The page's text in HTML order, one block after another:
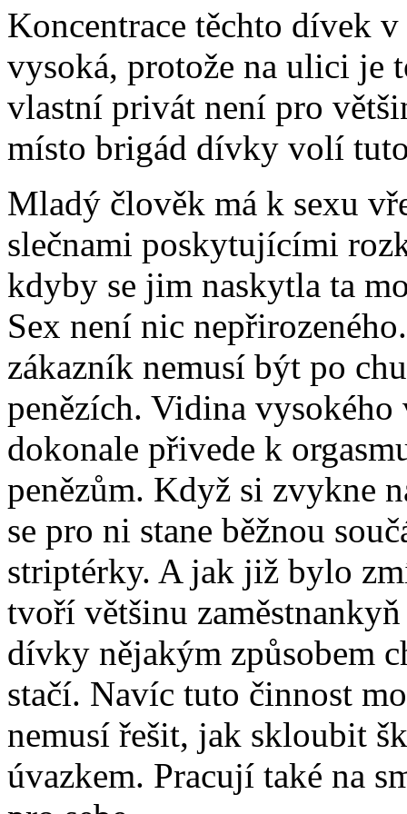
Koncentrace těchto dívek
vysoká, protože na ulici je
vlastní privát není pro
místo brigád dívky volí
Mladý člověk má k sexu
slečnami poskytujícími
kdyby se jim naskytla ta
Sex není nic
zákazník nemusí být po
penězích. Vidina
dokonale přivede k
penězům. Když si zvykne
se pro ni stane běžnou
striptérky. A jak již bylo
tvoří většinu
dívky nějakým způsobem
stačí. Navíc tuto činnost
nemusí řešit, jak skloubit
úvazkem. Pracují také na